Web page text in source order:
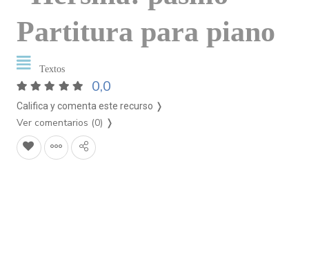
Partitura para piano
Textos
0,0
Califica y comenta este recurso ❭
Ver comentarios (0) ❭